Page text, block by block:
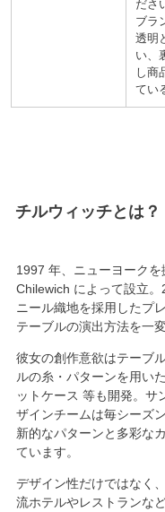
ださ
ブラ
透明
い、
し商
てい
チルウィッチ
1997 年、ニューヨーク
Chilewich によって設立。
ニール織地を採用 したプ
テーブルの演出方法を一変
彼女の創作意欲はテーブ
ルの糸・パターンを用い
ットケース 等も開発。サ
ザインチームは毎シーズ
新的なパターンと多彩な
ています。
デザイン性だけではなく、
流ホテルやレストランな